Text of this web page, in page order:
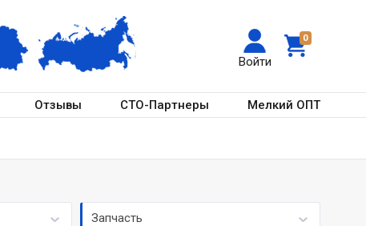
0
Войти
Отзывы СТО-Партнеры Мелкий ОПТ
Запчасть